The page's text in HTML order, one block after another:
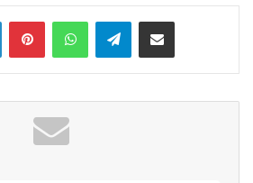
LinkedinPinterestWhatsAppTelegramCompartilhar via e-mail